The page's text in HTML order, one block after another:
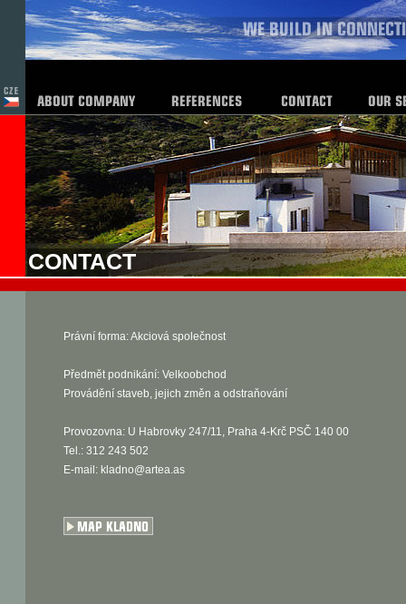
CONTACT
Právní forma: Akciová společnost
Předmět podnikání: Velkoobchod
Provádění staveb, jejich změn a odstraňování
Provozovna: U Habrovky 247/11, Praha 4-Krč PSČ 140 00
Tel.: 312 243 502
E-mail: kladno@artea.as